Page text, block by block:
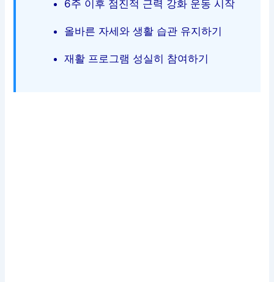
6주 이후 점진적 근력 강화 운동 시작
올바른 자세와 생활 습관 유지하기
재활 프로그램 성실히 참여하기